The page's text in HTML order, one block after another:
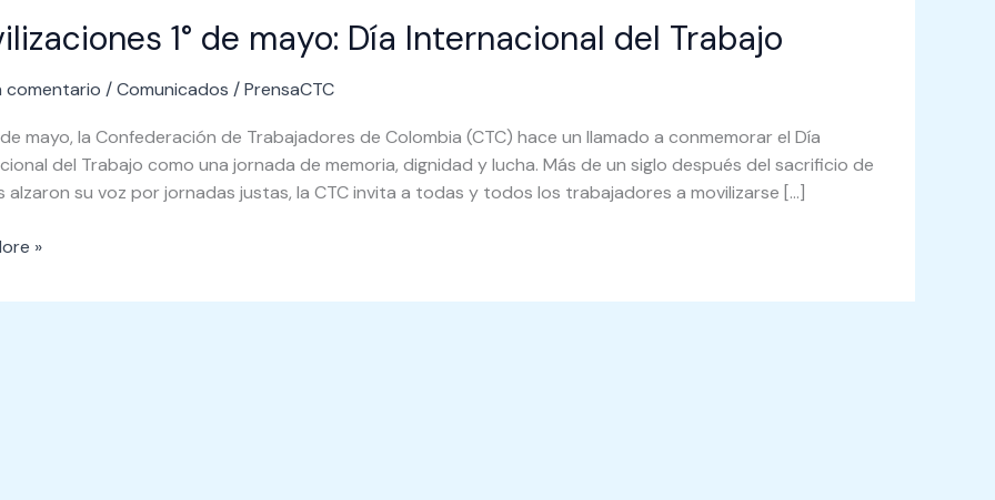
1° de mayo: Día Internacional del Trabajo
comentario /Comunicados /PrensaCTC
de mayo, la Confederación de Trabajadores de Colombia (CTC) hace un llamado a conmemorar el Día
del Trabajo como una jornada de memoria, dignidad y lucha. Más de un siglo después del sacrificio de
alzaron su voz por jornadas justas, la CTC invita a todas y todos los trabajadores a movilizarse […]
»